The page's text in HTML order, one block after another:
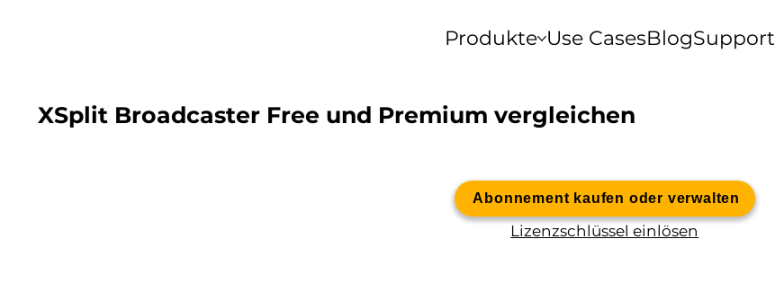
Produkte Use CasesBlogSupport
XSplit Broadcaster Free und Premium vergleichen
Abonnement kaufen oder verwalten
Lizenzschlüssel einlösen